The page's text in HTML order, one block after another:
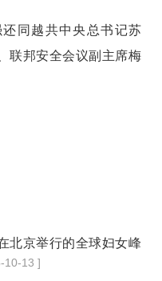
同越共中央总书记苏
联邦安全会议副主席梅
北京举行的全球妇女峰
10-13 ]